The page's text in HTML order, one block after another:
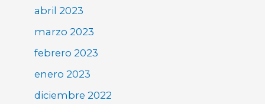
abril 2023
marzo 2023
febrero 2023
enero 2023
diciembre 2022